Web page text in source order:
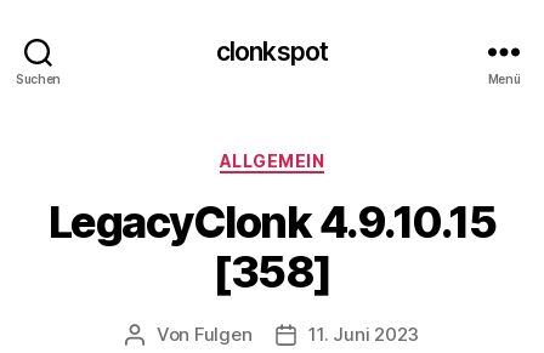
Suchen
clonkspot
Menü
Kategorien
ALLGEMEIN
LegacyClonk 4.9.10.15
[358]
Beitragsautor
Von Fulgen Beitragsdatum
11. Juni 2023